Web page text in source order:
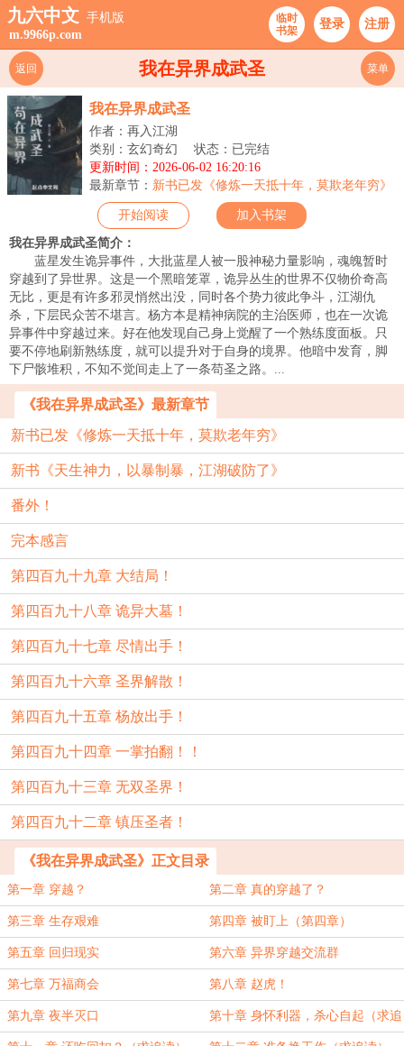
九六中文 手机版
m.9966p.com
临时
书架
登录 注册
我在异界成武圣
返回 菜单
我在异界成武圣
作者：再入江湖
类别：玄幻奇幻
状态：已完结
更新时间：2026-06-02 16:20:16
最新章节： 新书已发《修炼一天抵十年，莫欺老年穷》
开始阅读 加入书架
我在异界成武圣简介：
蓝星发生诡异事件，大批蓝星人被一股神秘力量影响，魂魄暂时
穿越到了异世界。这是一个黑暗笼罩，诡异丛生的世界不仅物价奇高
无比，更是有许多邪灵悄然出没，同时各个势力彼此争斗，江湖仇
杀，下层民众苦不堪言。杨方本是精神病院的主治医师，也在一次诡
异事件中穿越过来。好在他发现自己身上觉醒了一个熟练度面板。只
要不停地刷新熟练度，就可以提升对于自身的境界。他暗中发育，脚
下尸骸堆积，不知不觉间走上了一条苟圣之路。...
《我在异界成武圣》最新章节
新书已发《修炼一天抵十年，莫欺老年穷》
新书《天生神力，以暴制暴，江湖破防了》
番外！
完本感言
第四百九十九章 大结局！
第四百九十八章 诡异大墓！
第四百九十七章 尽情出手！
第四百九十六章 圣界解散！
第四百九十五章 杨放出手！
第四百九十四章 一掌拍翻！！
第四百九十三章 无双圣界！
第四百九十二章 镇压圣者！
《我在异界成武圣》正文目录
第一章 穿越？ 第二章 真的穿越了？
第三章 生存艰难 第四章 被盯上（第四章）
第五章 回归现实 第六章 异界穿越交流群
第七章 万福商会 第八章 赵虎！
第九章 夜半灭口 第十章 身怀利器，杀心自起（求追